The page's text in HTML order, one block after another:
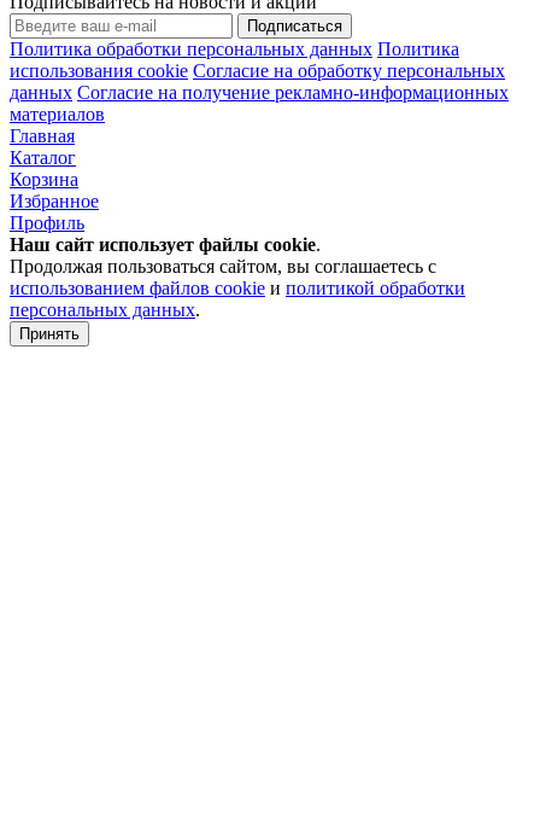
Подписаться
Политика обработки персональных данных Политика
использования cookie Согласие на обработку персональных
данных Согласие на получение рекламно-информационных
материалов
Главная
Каталог
Корзина
Избранное
Профиль
Наш сайт использует файлы cookie.
Продолжая пользоваться сайтом, вы соглашаетесь с
использованием файлов cookie и политикой обработки
персональных данных.
Принять